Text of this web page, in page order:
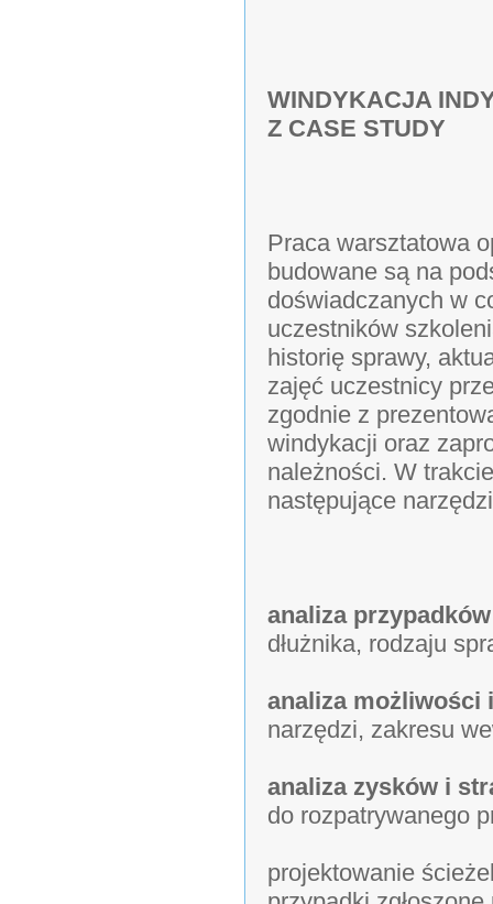
WINDYKACJA
Z CASE STUDY
Praca warsztatowa
budowane są na
doświadczanych w
uczestników
historię sprawy,
zajęć uczestnicy
zgodnie z
windykacji oraz
należności. W
następujące
analiza przypadków
dłużnika, rodzaju
analiza możliwości
narzędzi, zakresu
analiza zysków i
do rozpatrywanego
projektowanie